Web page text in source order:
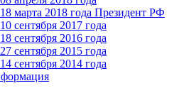
марта 2018 года Президент РФ
сентября 2017 года
сентября 2016 года
сентября 2015 года
сентября 2014 года